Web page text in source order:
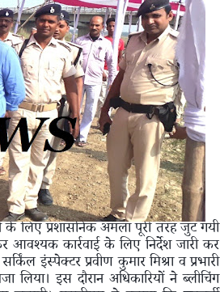
के लिए प्रशासनिक अमला पूरी तरह जुट गयी
आवश्यक कार्रवाई के लिए निर्देश जारी कर
इंस्पेक्टर प्रवीण कुमार मिश्रा व प्रभारी
लिया। इस दौरान अधिकारियों ने ब्लीचिंग